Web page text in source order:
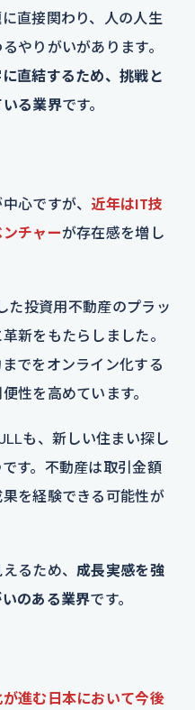
直接関わり、人の人生
やりがいがあります。
直結するため、挑戦と
る業界です。
心ですが、 近年はIT技
チャーが存在感を増し
た投資用不動産のプラッ
新をもたらしました。
でをオンライン化する
性を高めています。
も、新しい住まい探し
す。不動産は取引金額
を経験できる可能性が
るため、 成長実感を強
のある業界です。
進む日本において今後